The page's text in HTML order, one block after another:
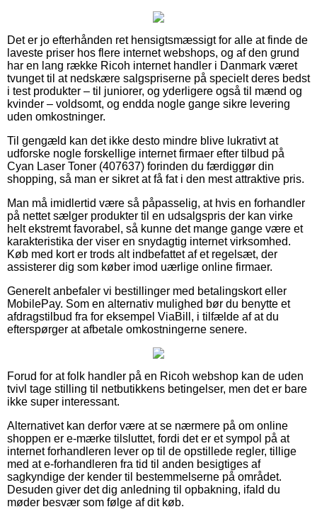
Det er jo efterhånden ret hensigtsmæssigt for alle at finde de
laveste priser hos flere internet webshops, og af den grund
har en lang række Ricoh internet handler i Danmark været
tvunget til at nedskære salgspriserne på specielt deres bedst
i test produkter – til juniorer, og yderligere også til mænd og
kvinder – voldsomt, og endda nogle gange sikre levering
uden omkostninger.
Til gengæld kan det ikke desto mindre blive lukrativt at
udforske nogle forskellige internet firmaer efter tilbud på
Cyan Laser Toner (407637) forinden du færdiggør din
shopping, så man er sikret at få fat i den mest attraktive pris.
Man må imidlertid være så påpasselig, at hvis en forhandler
på nettet sælger produkter til en udsalgspris der kan virke
helt ekstremt favorabel, så kunne det mange gange være et
karakteristika der viser en snydagtig internet virksomhed.
Køb med kort er trods alt indbefattet af et regelsæt, der
assisterer dig som køber imod uærlige online firmaer.
Generelt anbefaler vi bestillinger med betalingskort eller
MobilePay. Som en alternativ mulighed bør du benytte et
afdragstilbud fra for eksempel ViaBill, i tilfælde af at du
efterspørger at afbetale omkostningerne senere.
Forud for at folk handler på en Ricoh webshop kan de uden
tvivl tage stilling til netbutikkens betingelser, men det er bare
ikke super interessant.
Alternativet kan derfor være at se nærmere på om online
shoppen er e-mærke tilsluttet, fordi det er et sympol på at
internet forhandleren lever op til de opstillede regler, tillige
med at e-forhandleren fra tid til anden besigtiges af
sagkyndige der kender til bestemmelserne på området.
Desuden giver det dig anledning til opbakning, ifald du
møder besvær som følge af dit køb.